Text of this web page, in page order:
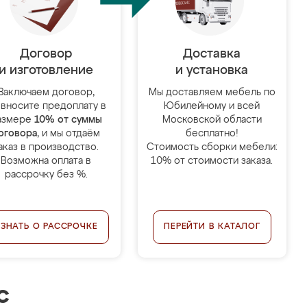
Договор
изготовление
договор,
предоплату в
10% от суммы
, и мы отдаём
в производство.
Возможна оплата в
рассрочку без %.
О РАССРОЧКЕ
Доставка
и установка
Мы доставляем мебель по
Юбилейному и всей
Московской области
бесплатно!
Стоимость сборки мебели:
10% от стоимости заказа.
ПЕРЕЙТИ В КАТАЛОГ